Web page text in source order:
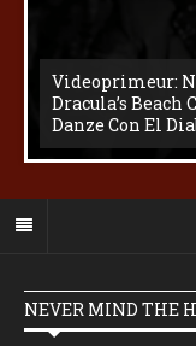
Videoprimeur:
Dracula’s
Danze Con El
NEVER MIND THE